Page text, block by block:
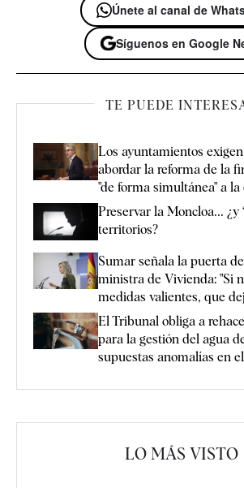
Únete al canal de
Síguenos en Google
TE PUEDE
Los ayuntamientos
abordar la reforma de la
"de forma simultánea" a
Preservar la Moncloa... ¿y
territorios?
Sumar señala la puerta
ministra de Vivienda: "Si
medidas valientes, que
El Tribunal obliga a
para la gestión del agua
supuestas anomalías en
LO MÁS VISTO